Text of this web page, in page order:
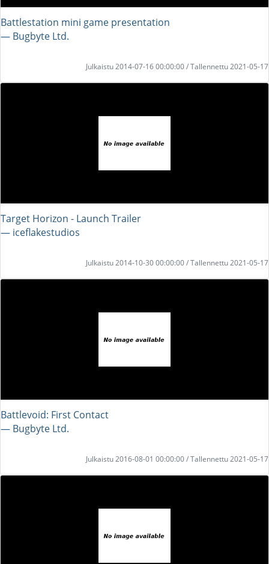
Battlestation mini game presentation
― Bugbyte Ltd.
Julkaistu 2014-07-16 00:00:00 / Tallennettu 2021-05-17
Target Horizon - Launch Trailer
― iceflakestudios
Julkaistu 2014-10-30 00:00:00 / Tallennettu 2021-05-17
Battlevoid: First Contact
― Bugbyte Ltd.
Julkaistu 2016-08-01 00:00:00 / Tallennettu 2021-05-17